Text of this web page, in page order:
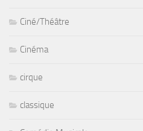
Ciné/Théâtre
Cinéma
cirque
classique